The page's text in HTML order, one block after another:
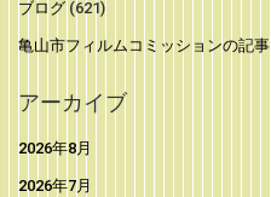
ブログ (621)
亀山市フィルムコミッションの記事
アーカイブ
2026年8月
2026年7月